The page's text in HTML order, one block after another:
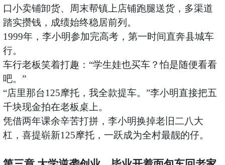
口小卖铺卸货、周末帮镇上店铺跑腿送货，多渠道
踏实攒钱，成绩始终稳居前列。
1999年，李小明参加完高考，第一时间直奔县城车
行。
车行老板笑着打趣： “学生娃也买车？怕是随便看看
吧。”
“店里那台125摩托，我全款提车。”李小明直接把五
千块现金拍在老板桌上。
凭借两年课余辛苦打拼，李小明换掉老旧二八大
杠，喜提崭新125摩托，一跃成为全村最靓的仔。